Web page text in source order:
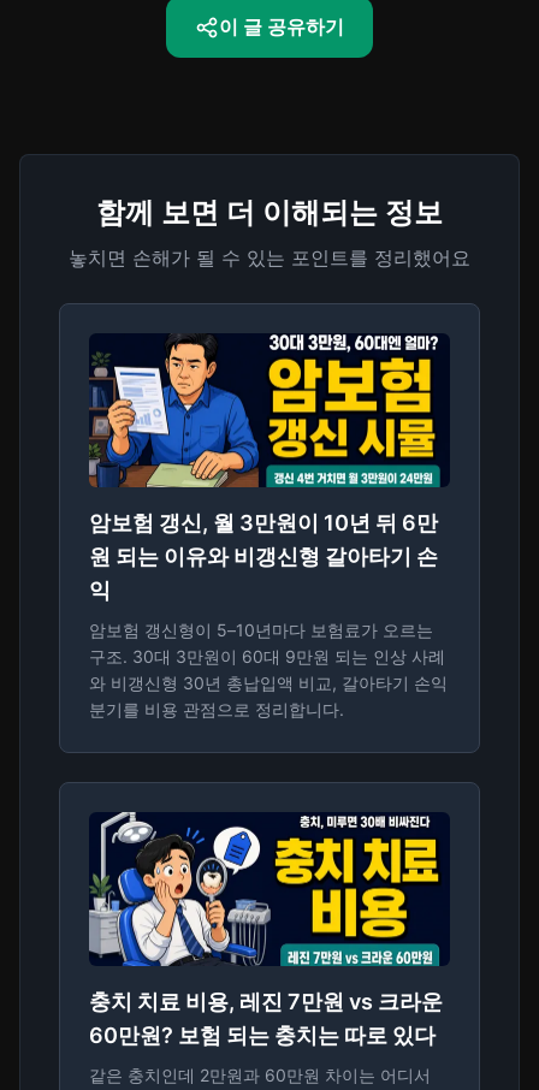
이 글 공유하기
함께 보면 더 이해되는 정보
놓치면 손해가 될 수 있는 포인트를 정리했어요
암보험 갱신, 월 3만원이 10년 뒤 6만
원 되는 이유와 비갱신형 갈아타기 손
익
암보험 갱신형이 5–10년마다 보험료가 오르는
구조. 30대 3만원이 60대 9만원 되는 인상 사례
와 비갱신형 30년 총납입액 비교, 갈아타기 손익
분기를 비용 관점으로 정리합니다.
충치 치료 비용, 레진 7만원 vs 크라운
60만원? 보험 되는 충치는 따로 있다
같은 충치인데 2만원과 60만원 차이는 어디서